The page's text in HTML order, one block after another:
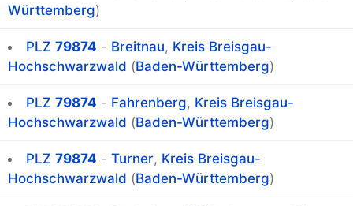
Württemberg)
PLZ 79874 - Breitnau, Kreis Breisgau-
Hochschwarzwald (Baden-Württemberg)
PLZ 79874 - Fahrenberg, Kreis Breisgau-
Hochschwarzwald (Baden-Württemberg)
PLZ 79874 - Turner, Kreis Breisgau-
Hochschwarzwald (Baden-Württemberg)